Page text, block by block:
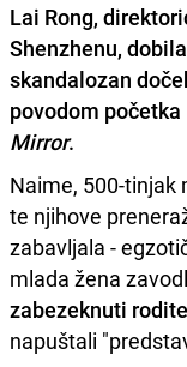
Lai Rong,
Shenzhenu,
skandalozan
povodom
Mirror.
Naime, 500-tinjak
te njihove
zabavljala -
mlada žena
zabezeknuti
napuštali